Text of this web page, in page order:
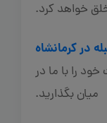
خواهد کرد.
در کرمانشاه
را با ما در
میان بگذارید.